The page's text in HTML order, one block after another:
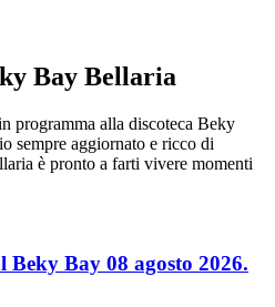
Bay Bellaria
programma alla discoteca Beky
sempre aggiornato e ricco di
è pronto a farti vivere momenti
Beky Bay 08 agosto 2026.